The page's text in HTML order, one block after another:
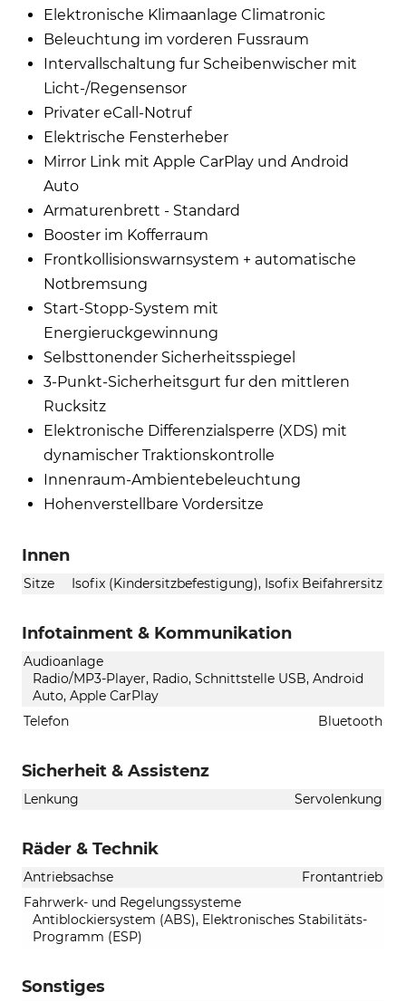
Elektronische Klimaanlage Climatronic
Beleuchtung im vorderen Fussraum
Intervallschaltung fur Scheibenwischer mit
Licht-/Regensensor
Privater eCall-Notruf
Elektrische Fensterheber
Mirror Link mit Apple CarPlay und Android
Auto
Armaturenbrett - Standard
Booster im Kofferraum
Frontkollisionswarnsystem + automatische
Notbremsung
Start-Stopp-System mit
Energieruckgewinnung
Selbsttonender Sicherheitsspiegel
3-Punkt-Sicherheitsgurt fur den mittleren
Rucksitz
Elektronische Differenzialsperre (XDS) mit
dynamischer Traktionskontrolle
Innenraum-Ambientebeleuchtung
Hohenverstellbare Vordersitze
Innen
Sitze Isofix (Kindersitzbefestigung), Isofix Beifahrersitz
Infotainment & Kommunikation
Audioanlage
Radio/MP3-Player, Radio, Schnittstelle USB, Android
Auto, Apple CarPlay
Telefon
Bluetooth
Sicherheit & Assistenz
Lenkung Servolenkung
Räder & Technik
Antriebsachse
Frontantrieb
Fahrwerk- und Regelungssysteme
Antiblockiersystem (ABS), Elektronisches Stabilitäts-
Programm (ESP)
Sonstiges